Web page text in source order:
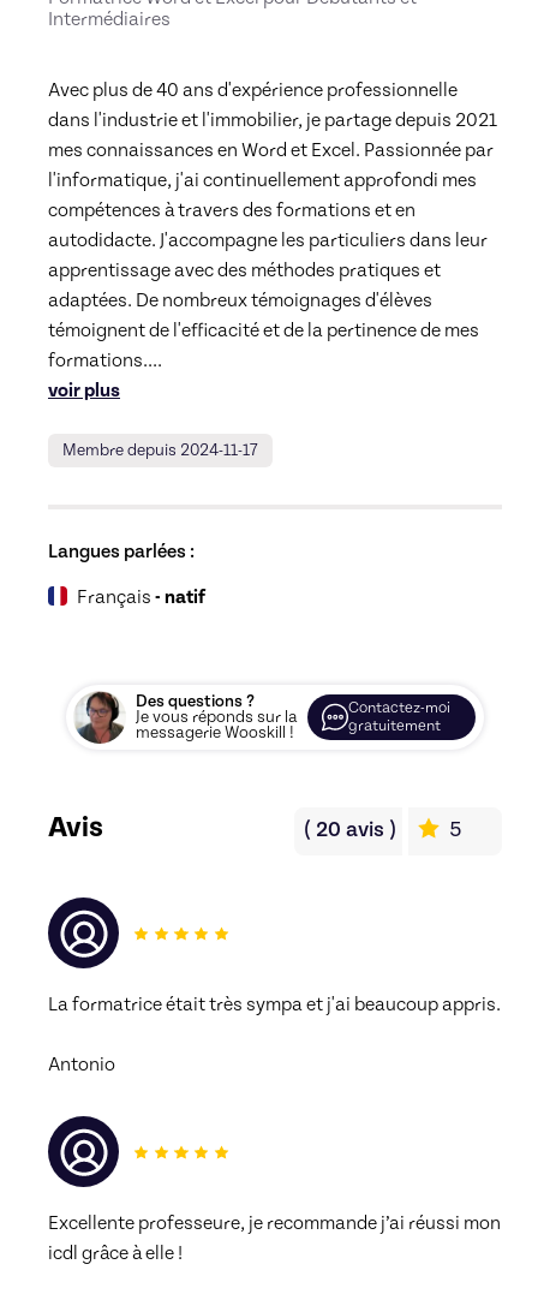
Intermédiaires
Avec plus de 40 ans d'expérience professionnelle
dans l'industrie et l'immobilier, je partage depuis 2021
mes connaissances en Word et Excel. Passionnée par
l'informatique, j'ai continuellement approfondi mes
compétences à travers des formations et en
autodidacte. J'accompagne les particuliers dans leur
apprentissage avec des méthodes pratiques et
adaptées. De nombreux témoignages d'élèves
témoignent de l'efficacité et de la pertinence de mes
formations....
voir plus
Membre depuis 2024-11-17
Langues parlées :
Français - natif
Des questions ?
Je vous réponds sur la
messagerie Wooskill !
Contactez-moi
gratuitement
Avis ( 20 avis ) 5
La formatrice était très sympa et j'ai beaucoup appris.
Antonio
Excellente professeure, je recommande j’ai réussi mon
icdl grâce à elle !